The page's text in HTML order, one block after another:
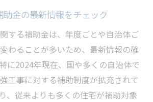
助金の最新情報をチェック
する補助金は、年度ごとや自治体ご
わることが多いため、最新情報の確
に2024年現在、国や多くの自治体で
工事に対する補助制度が拡充されて
、従来よりも多くの住宅が補助対象